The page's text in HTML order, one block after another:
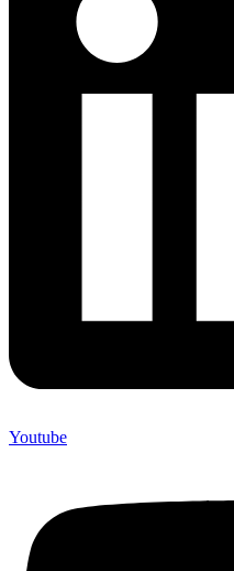
Youtube